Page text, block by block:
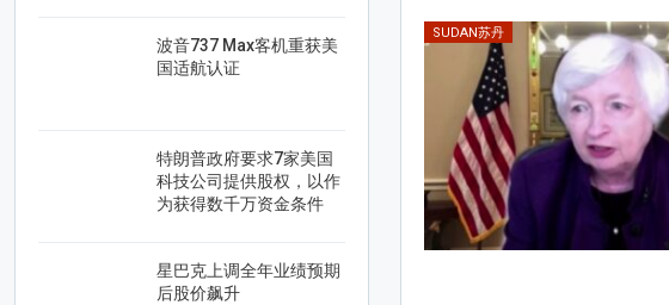
SUDAN苏丹
波音737 Max客机重获美
国适航认证
特朗普政府要求7家美国
科技公司提供股权，以作
为获得数千万资金条件
星巴克上调全年业绩预期
后股价飙升